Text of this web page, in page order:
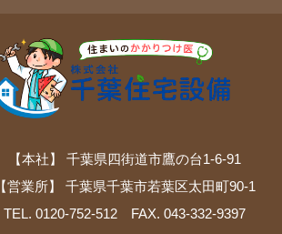
【本社】 千葉県四街道市鷹の台1-6-91
【営業所】 千葉県千葉市若葉区太田町90-1
TEL. 0120-752-512 FAX. 043-332-9397